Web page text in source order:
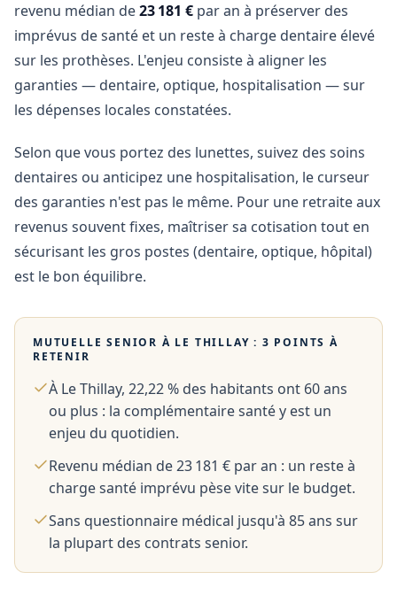
revenu médian de23 181 € par an à préserver des
imprévus de santé et un reste à charge dentaire élevé
sur les prothèses. L'enjeu consiste à aligner les
garanties — dentaire, optique, hospitalisation — sur
les dépenses locales constatées.
Selon que vous portez des lunettes, suivez des soins
dentaires ou anticipez une hospitalisation, le curseur
des garanties n'est pas le même. Pour une retraite aux
revenus souvent fixes, maîtriser sa cotisation tout en
sécurisant les gros postes (dentaire, optique, hôpital)
est le bon équilibre.
MUTUELLE SENIOR À LE THILLAY : 3 POINTS À
RETENIR
À Le Thillay, 22,22 % des habitants ont 60 ans
ou plus : la complémentaire santé y est un
enjeu du quotidien.
Revenu médian de 23 181 € par an : un reste à
charge santé imprévu pèse vite sur le budget.
Sans questionnaire médical jusqu'à 85 ans sur
la plupart des contrats senior.